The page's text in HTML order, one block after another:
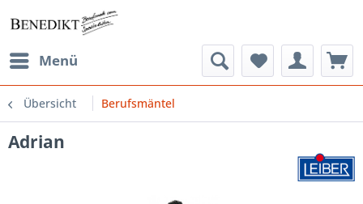
Menü
Übersicht Berufsmäntel
Adrian